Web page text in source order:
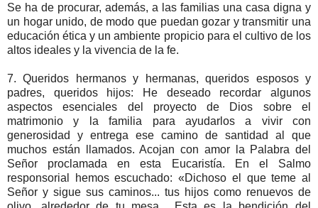
Se ha de procurar, además, a las familias una casa digna y
un hogar unido, de modo que puedan gozar y transmitir una
educación ética y un ambiente propicio para el cultivo de los
altos ideales y la vivencia de la fe.
7. Queridos hermanos y hermanas, queridos esposos y
padres, queridos hijos: He deseado recordar algunos
aspectos esenciales del proyecto de Dios sobre el
matrimonio y la familia para ayudarlos a vivir con
generosidad y entrega ese camino de santidad al que
muchos están llamados. Acojan con amor la Palabra del
Señor proclamada en esta Eucaristía. En el Salmo
responsorial hemos escuchado: «Dichoso el que teme al
Señor y sigue sus caminos... tus hijos como renuevos de